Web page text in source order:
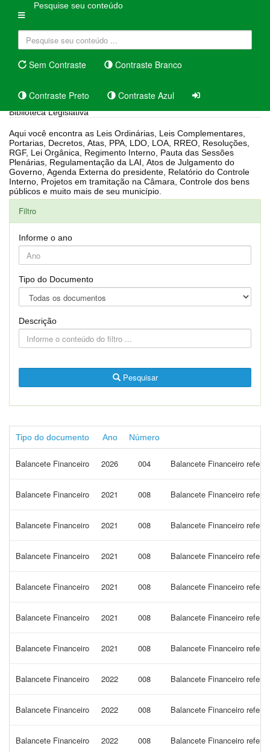
Pesquise seu conteúdo
Sem Contraste Contraste Branco
Contraste Preto Contraste Azul
Biblioteca Legislativa
Aqui você encontra as Leis Ordinárias, Leis Complementares,
Portarias, Decretos, Atas, PPA, LDO, LOA, RREO, Resoluções,
RGF, Lei Orgânica, Regimento Interno, Pauta das Sessões
Plenárias, Regulamentação da LAI, Atos de Julgamento do
Governo, Agenda Externa do presidente, Relatório do Controle
Interno, Projetos em tramitação na Câmara, Controle dos bens
públicos e muito mais de seu município.
Filtro
Informe o ano
Tipo do Documento
Descrição
Pesquisar
Tipo do documento Ano Número
Balancete Financeiro 2026 004 Balancete Financeiro
Balancete Financeiro 2021 008 Balancete Financeiro
Balancete Financeiro 2021 008 Balancete Financeiro
Balancete Financeiro 2021 008 Balancete Financeiro
Balancete Financeiro 2021 008 Balancete Financeiro
Balancete Financeiro 2021 008 Balancete Financeiro
Balancete Financeiro 2021 008 Balancete Financeiro
Balancete Financeiro 2022 008 Balancete Financeiro
Balancete Financeiro 2022 008 Balancete Financeiro
Balancete Financeiro 2022 008 Balancete Financeiro